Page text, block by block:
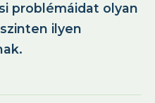
problémáidat olyan
ilyen